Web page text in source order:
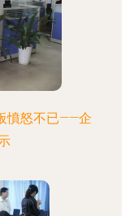
憤怒不已——企